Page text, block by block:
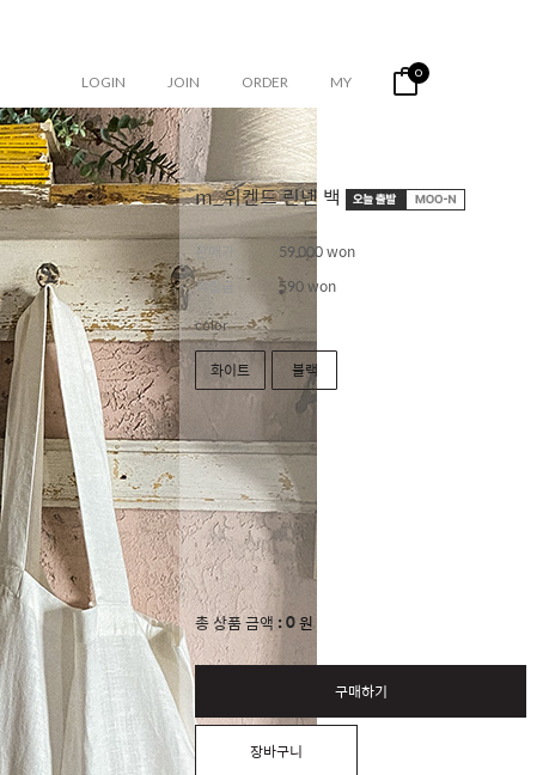
LOGIN JOIN ORDER MY 0
m_위켄드 린넨 백
판매가
59,000 won
적립금
590 won
color
화이트 블랙
총 상품 금액 0원
구매하기
장바구니